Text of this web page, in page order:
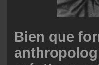
Bien que